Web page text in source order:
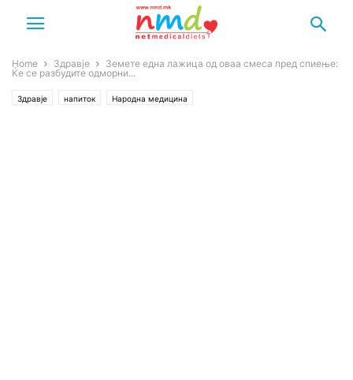
Home Здравје
Земете една лажица од оваа смеса пред спиење:
Ќе се разбудите одморни...
Здравје напиток Народна медицина